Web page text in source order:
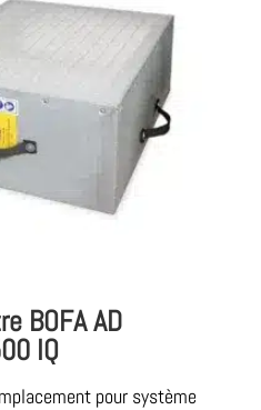
BOFA AD
IQ
pour système